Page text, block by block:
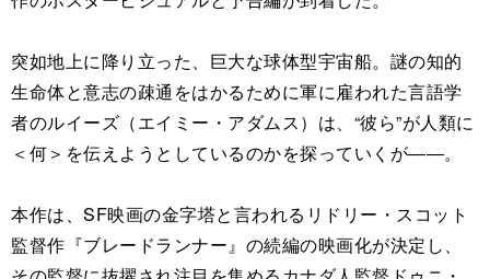
突如地上に降り立った、巨大な球体型宇宙船。謎の知的
生命体と意志の疎通をはかるために軍に雇われた言語学
者のルイーズ（エイミー・アダムス）は、“彼ら”が人類に
＜何＞を伝えようとしているのかを探っていくが――。
本作は、SF映画の金字塔と言われるリドリー・スコット
監督作『ブレードランナー』の続編の映画化が決定し、